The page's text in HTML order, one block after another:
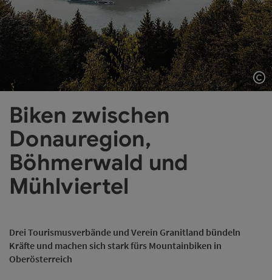
Biken zwischen
Donauregion,
Böhmerwald und
Mühlviertel
Drei Tourismusverbände und Verein Granitland bündeln
Kräfte und machen sich stark fürs Mountainbiken in
Oberösterreich